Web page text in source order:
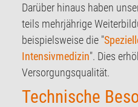
Darüber hinaus haben
teils mehrjährige
beispielsweise die "
Intensivmedizin". Dies
Versorgungsqualität.
Technische